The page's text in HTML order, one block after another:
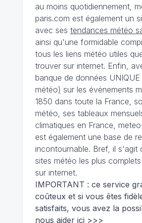
au moins quotidiennement,
paris.com est également un
avec ses tendances météo
ainsi qu'une formidable
tous les liens météo utiles
trouver sur internet. Enfin,
banque de données UNIQUE
météo) sur les événements
1850 dans toute la France,
météo, ses tableaux
climatiques en France,
est également une base de
incontournable. Bref, il s'agit
sites météo les plus
sur internet.
IMPORTANT : ce service
coûteux et si vous êtes
satisfaits, vous avez la
nous aider ici >>>